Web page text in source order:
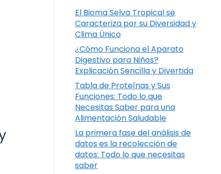
El Bioma Selva Tropical se
Caracteriza por su Diversidad y
Clima Único
¿Cómo Funciona el Aparato
Digestivo para Niños?
Explicación Sencilla y Divertida
Tabla de Proteínas y Sus
Funciones: Todo lo que
Necesitas Saber para una
Alimentación Saludable
La primera fase del análisis de
datos es la recolección de
datos: Todo lo que necesitas
saber